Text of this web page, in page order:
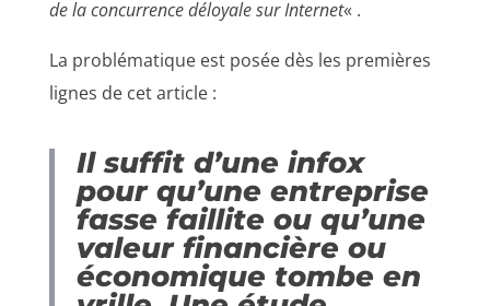
de la concurrence déloyale sur Internet« .
La problématique est posée dès les premières
lignes de cet article :
Il suffit d’une infox
pour qu’une entreprise
fasse faillite ou qu’une
valeur financière ou
économique tombe en